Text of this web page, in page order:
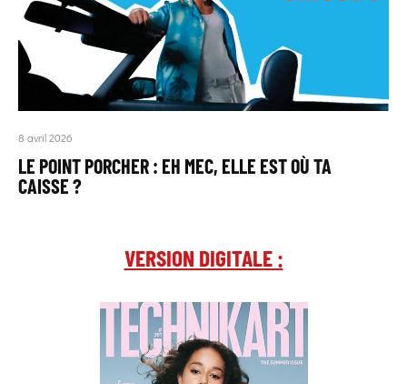
8 avril 2026
LE POINT PORCHER : EH MEC, ELLE EST OÙ TA
CAISSE ?
VERSION DIGITALE :